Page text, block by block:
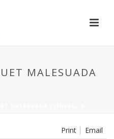
MALESUADA
Print Email